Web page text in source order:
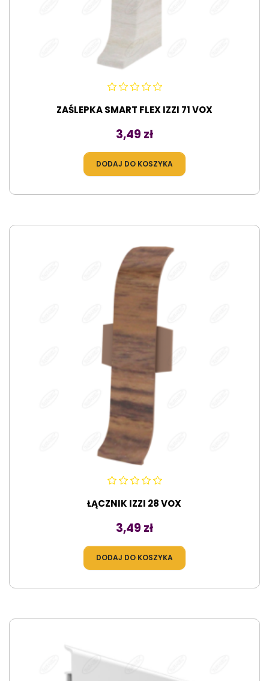
ZAŚLEPKA SMART FLEX IZZI 71 VOX
Cena
3,49 zł
DODAJ DO KOSZYKA
ŁĄCZNIK IZZI 28 VOX
Cena
3,49 zł
DODAJ DO KOSZYKA